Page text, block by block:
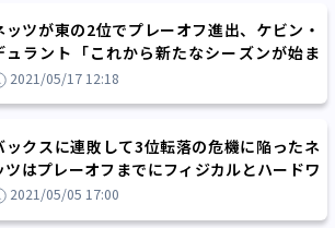
ッツが東の2位でプレーオフ進出、ケビン・
ュラント「これから新たなシーズンが始ま
」2021/05/17 12:18
ックスに連敗して3位転落の危機に陥ったネ
ツはプレーオフまでにフィジカルとハードワ
ク、連携の課題を解消できるか
2021/05/05 17:00